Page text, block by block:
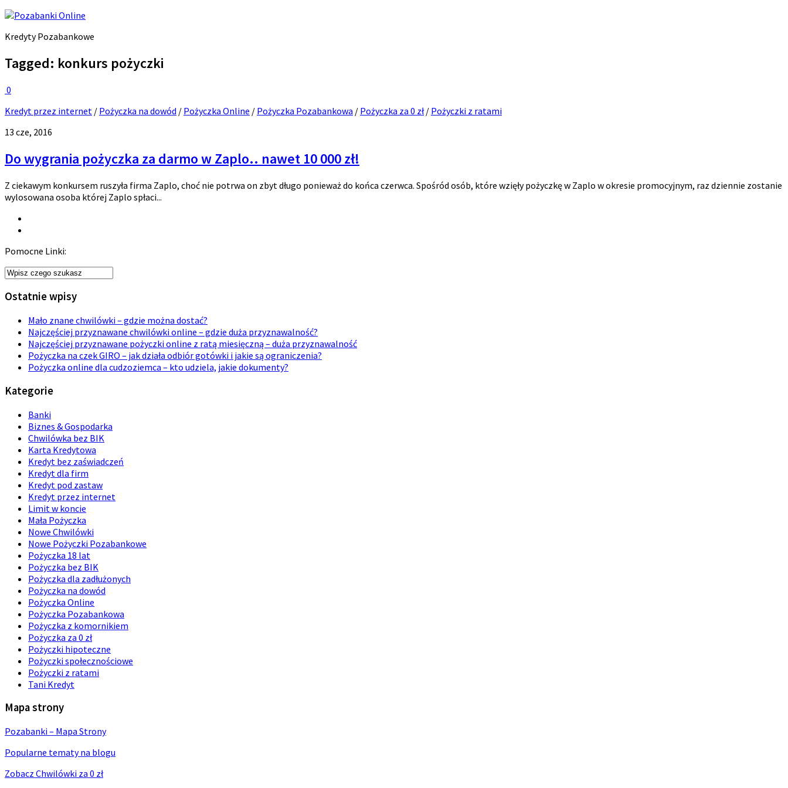
Kredyty Pozabankowe
Tagged: konkurs pożyczki
0
Kredyt przez internet / Pożyczka na dowód / Pożyczka Online / Pożyczka Pozabankowa / Pożyczka za 0 zł/ Pożyczki z ratami
13 cze, 2016
Do wygrania pożyczka za darmo w Zaplo.. nawet 10 000 zł!
Z ciekawym konkursem ruszyła firma Zaplo, choć nie potrwa on zbyt długo ponieważ do końca czerwca. Spośród osób, które wzięły pożyczkę w Zaplo w okresie promocyjnym, raz dziennie zostanie
wylosowana osoba której Zaplo spłaci...
Pomocne Linki:
Ostatnie wpisy
Mało znane chwilówki – gdzie można dostać?
Najczęściej przyznawane chwilówki online – gdzie duża przyznawalność?
Najczęściej przyznawane pożyczki online z ratą miesięczną – duża przyznawalność
Pożyczka na czek GIRO – jak działa odbiór gotówki i jakie są ograniczenia?
Pożyczka online dla cudzoziemca – kto udziela, jakie dokumenty?
Kategorie
Banki
Biznes & Gospodarka
Chwilówka bez BIK
Karta Kredytowa
Kredyt bez zaświadczeń
Kredyt dla firm
Kredyt pod zastaw
Kredyt przez internet
Limit w koncie
Mała Pożyczka
Nowe Chwilówki
Nowe Pożyczki Pozabankowe
Pożyczka 18 lat
Pożyczka bez BIK
Pożyczka dla zadłużonych
Pożyczka na dowód
Pożyczka Online
Pożyczka Pozabankowa
Pożyczka z komornikiem
Pożyczka za 0 zł
Pożyczki hipoteczne
Pożyczki społecznościowe
Pożyczki z ratami
Tani Kredyt
Mapa strony
Pozabanki – Mapa Strony
Popularne tematy na blogu
Zobacz Chwilówki za 0 zł